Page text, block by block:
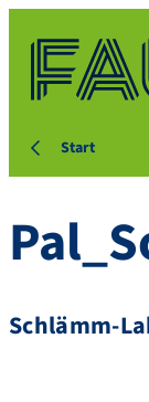
Start
Schlämm-